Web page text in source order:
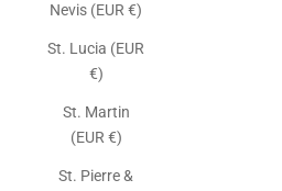
Nevis (EUR €)
St. Lucia (EUR
€)
St. Martin
(EUR €)
St. Pierre &